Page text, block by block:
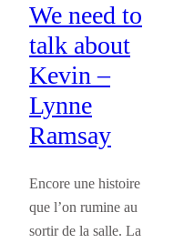
We need to
talk about
Kevin –
Lynne
Ramsay
Encore une histoire
que l’on rumine au
sortir de la salle. La